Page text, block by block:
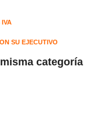
SU EJECUTIVO
categoría